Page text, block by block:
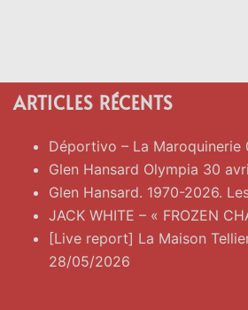
ARTICLES RÉCENTS
Déportivo – La
Glen Hansard Olympia 30
Glen Hansard. 1970-2026.
JACK WHITE – « FROZEN
[Live report] La Maison
28/05/2026